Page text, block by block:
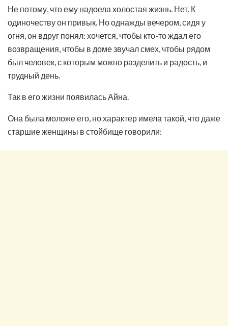
Не потому, что ему надоела холостая жизнь. Нет. К
одиночеству он привык. Но однажды вечером, сидя у
огня, он вдруг понял: хочется, чтобы кто-то ждал его
возвращения, чтобы в доме звучал смех, чтобы рядом
был человек, с которым можно разделить и радость, и
трудный день.
Так в его жизни появилась Айна.
Она была моложе его, но характер имела такой, что даже
старшие женщины в стойбище говорили: